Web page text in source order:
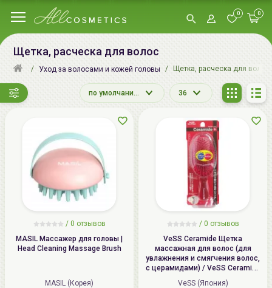
0 0
Щетка, расческа для волос
Уход за волосами и кожей головы Щетка, расческа для волос
по умолчанию 36
/ 0 отзывов
MASIL Массажер для головы |
Head Cleaning Massage Brush
MASIL (Корея)
/ 0 отзывов
VeSS Ceramide Щетка
массажная для волос (для
увлажнения и смягчения волос,
с церамидами) / VeSS Ceramide
Brush, CRM-500
VeSS (Япония)